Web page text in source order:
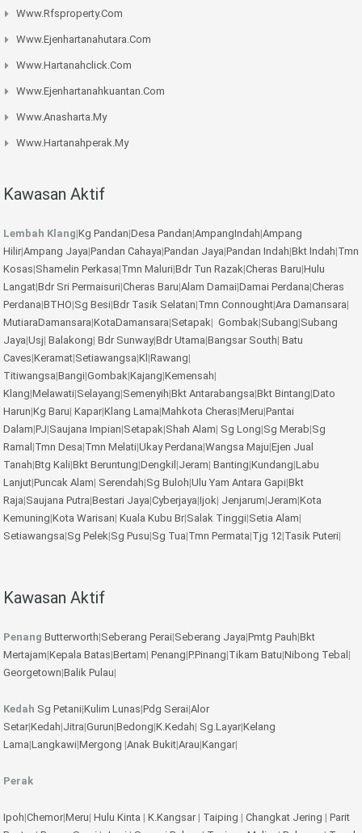
Www.rfsproperty.com
Www.ejenhartanahutara.com
Www.hartanahclick.com
Www.ejenhartanahkuantan.com
Www.anasharta.my
Www.hartanahperak.my
Kawasan Aktif
Lembah Klang|Kg Pandan|Desa Pandan|AmpangIndah|Ampang
Hilir|Ampang Jaya|Pandan Cahaya|Pandan Jaya|Pandan Indah|Bkt Indah|Tmn
Kosas|Shamelin Perkasa|Tmn Maluri|Bdr Tun Razak|Cheras Baru|Hulu
Langat|Bdr Sri Permaisuri|Cheras Baru|Alam Damai|Damai Perdana|Cheras
Perdana|BTHO|Sg Besi|Bdr Tasik Selatan|Tmn Connought|Ara Damansara|
MutiaraDamansara|KotaDamansara|Setapak| Gombak|Subang|Subang
Jaya|Usj| Balakong| Bdr Sunway|Bdr Utama|Bangsar South| Batu
Caves|Keramat|Setiawangsa|Kl |Rawang|
Titiwangsa|Bangi|Gombak|Kajang|Kemensah|
Klang|Melawati|Selayang|Semenyih|Bkt Antarabangsa|Bkt Bintang|Dato
Harun|Kg Baru| Kapar|Klang Lama|Mahkota Cheras|Meru|Pantai
Dalam|PJ|Saujana Impian|Setapak|Shah Alam| Sg Long|Sg Merab|Sg
Ramal |Tmn Desa|Tmn Melati|Ukay Perdana|Wangsa Maju|Ejen Jual
Tanah|Btg Kali|Bkt Beruntung|Dengkil |Jeram| Banting|Kundang|Labu
Lanjut|Puncak Alam| Serendah|Sg Buloh|Ulu Yam Antara Gapi|Bkt
Raja|Saujana Putra|Bestari Jaya|Cyberjaya|Ijok| Jenjarum|Jeram|Kota
Kemuning|Kota Warisan| Kuala Kubu Br|Salak Tinggi|Setia Alam|
Setiawangsa|Sg Pelek|Sg Pusu|Sg Tua|Tmn Permata|Tjg 12|Tasik Puteri|
Kawasan Aktif
Penang Butterworth|Seberang Perai|Seberang Jaya|Pmtg Pauh|Bkt
Mertajam|Kepala Batas|Bertam| Penang|P.Pinang|Tikam Batu|Nibong Tebal |
Georgetown|Balik Pulau|
Kedah Sg Petani|Kulim Lunas|Pdg Serai|Alor
Setar|Kedah|Jitra|Gurun|Bedong|K.Kedah| Sg.Layar|Kelang
Lama|Langkawi|Mergong |Anak Bukit|Arau|Kangar|
Perak
Ipoh|Chemor|Meru| Hulu Kinta | K.Kangsar| Taiping | Changkat Jering | Parit